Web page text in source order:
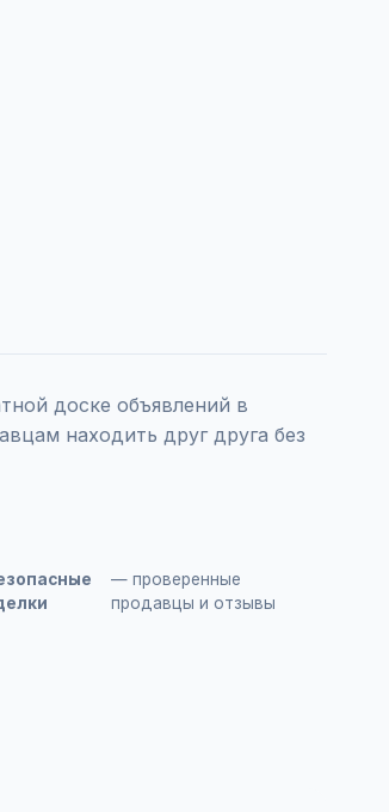
доске объявлений в
находить друг друга без
— проверенные
продавцы и отзывы